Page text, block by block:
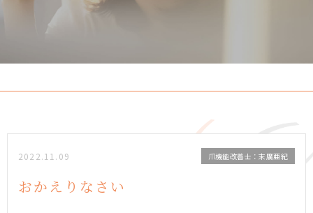
2022.11.09 爪機能改善士：末廣亜紀
おかえりなさい